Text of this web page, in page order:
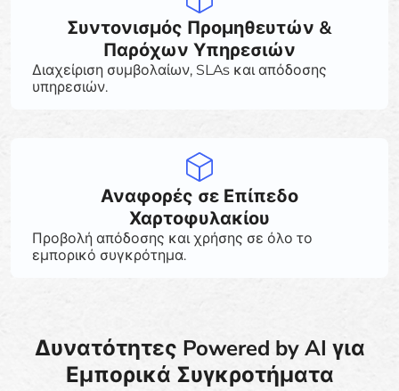
Συντονισμός Προμηθευτών &
Παρόχων Υπηρεσιών
Διαχείριση συμβολαίων, SLAs και απόδοσης
υπηρεσιών.
Αναφορές σε Επίπεδο
Χαρτοφυλακίου
Προβολή απόδοσης και χρήσης σε όλο το
εμπορικό συγκρότημα.
Δυνατότητες Powered by AI για
Εμπορικά Συγκροτήματα